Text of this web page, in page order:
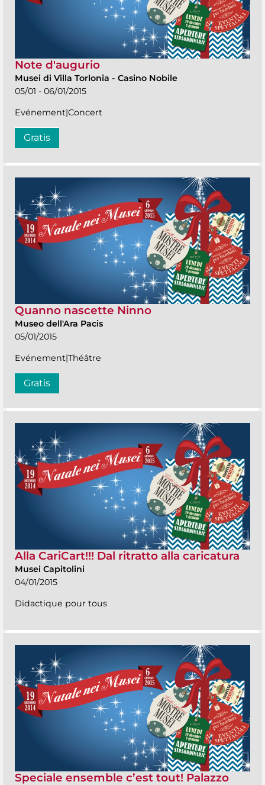
Note d'augurio
Musei di Villa Torlonia - Casino Nobile
05/01 - 06/01/2015
Evénement|Concert
Gratis
Quanno nascette Ninno
Museo dell'Ara Pacis
05/01/2015
Evénement|Théâtre
Gratis
Alla CariCart!!! Dal ritratto alla caricatura
Musei Capitolini
04/01/2015
Didactique pour tous
Speciale ensemble c’est tout! Palazzo